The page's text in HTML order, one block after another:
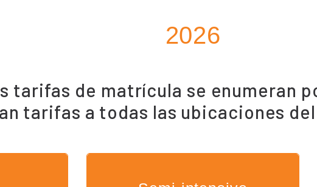
2026
tarifas de matrícula se enumeran
tarifas a todas las ubicaciones del